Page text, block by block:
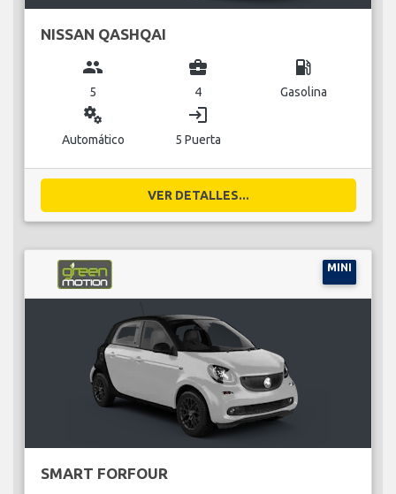
NISSAN QASHQAI
group
5
business_center
4
local_gas_station
Gasolina
miscellaneous_services
Automático
login
5 Puerta
VER DETALLES...
MINI
SMART FORFOUR